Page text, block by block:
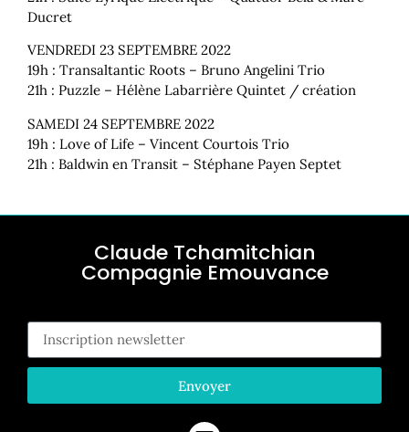
Ducret
VENDREDI 23 SEPTEMBRE 2022
19h : Transaltantic Roots – Bruno Angelini Trio
21h : Puzzle – Hélène Labarrière Quintet / création
SAMEDI 24 SEPTEMBRE 2022
19h : Love of Life – Vincent Courtois Trio
21h : Baldwin en Transit – Stéphane Payen Septet
Claude Tchamitchian
Compagnie Emouvance
Envoyer